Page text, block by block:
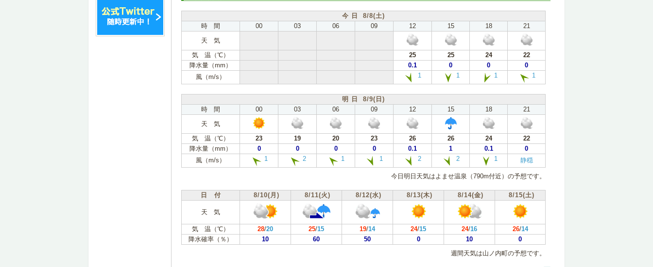
今 日 8/8(土)
時 間
00 03 06 09 12 15 18
21
天 気
気 温（℃）
25 25 24
22
降水量（mm）
0.1 0 0
0
風（m/s）
1 1 1 1
明 日 8/9(日)
時 間
00 03 06 09 12 15 18
21
天 気
気 温（℃）
23 19 20 23 26 26 24
22
降水量（mm）
0 0 0 0 0.1 1 0.1
0
風（m/s）
1 2 1 1 2 2 1 静穏
今日明日天気はよませ温泉（790m付近）の予想です。
日 付 8/10(月) 8/11(火) 8/12(水) 8/13(木) 8/14(金) 8/15(土)
天 気
気 温（℃） 28/20 25/15 19/14 24/15 24/16 26/14
降水確率（％）
10 60 50 0 10
0
週間天気は山ノ内町の予想です。